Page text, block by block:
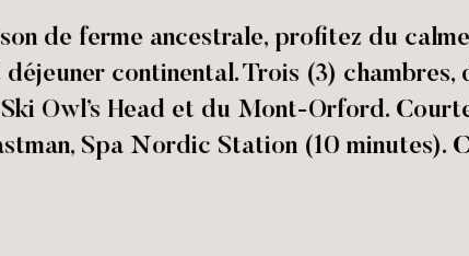
de ferme ancestrale, profitez du
continental. Trois (3) chambres,
Owl’s Head et du Mont-Orford.
Spa Nordic Station (10 minutes).